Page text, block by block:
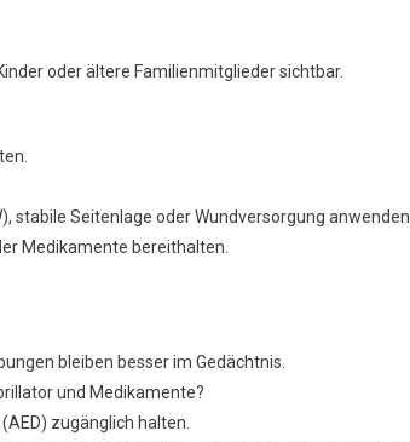
oder ältere Familienmitglieder sichtbar.
stabile Seitenlage oder Wundversorgung anwenden.
Medikamente bereithalten.
bleiben besser im Gedächtnis.
und Medikamente?
zugänglich halten.